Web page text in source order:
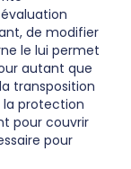
de modifier
le lui permet
autant que
transposition
la protection
pour couvrir
pour